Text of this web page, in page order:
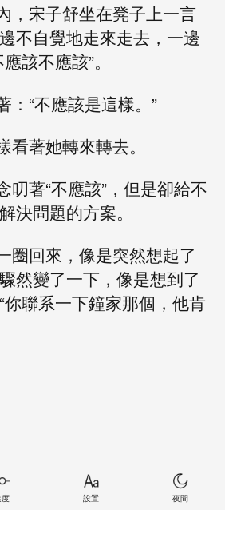
，宋子舒坐在凳子上一言
不自覺地走來走去，一邊
該不應該”。
：“不應該是這樣。”
看著她轉來轉去。
叨著“不應該”，但是卻給不
決問題的方案。
圈回來，像是突然想起了
然變了一下，像是想到了
你聯系一下鐘家那個，他肯
設置 夜間